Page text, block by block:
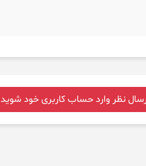
نظر وارد حساب کاربری خود شوید